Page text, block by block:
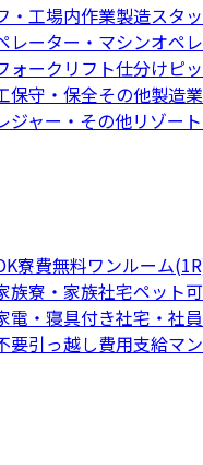
・工場内作業製造スタ
レーター・マシンオペ
ォークリフト仕分けピ
保守・保全その他製造
ジャー・その他リゾー
寮費無料ワンルーム
族寮・家族社宅ペット
電・寝具付き社宅・社
要引っ越し費用支給マ